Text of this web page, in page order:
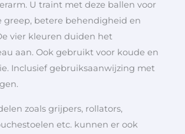
U traint met deze ballen voor
greep, betere behendigheid en
vier kleuren duiden het
aan. Ook gebruikt voor koude en
Inclusief gebruiksaanwijzing met
zoals grijpers, rollators,
etc. kunnen er ook